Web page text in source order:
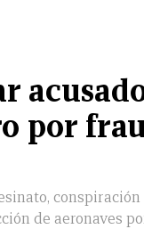
por
conspiración
de aeronaves